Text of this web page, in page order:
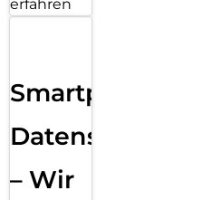
erfahren
Smartphone
Datensicherung
– Wir